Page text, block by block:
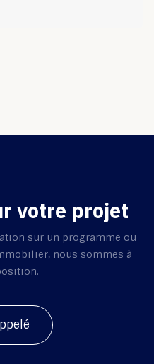
votre projet
sur un programme ou
nous sommes à